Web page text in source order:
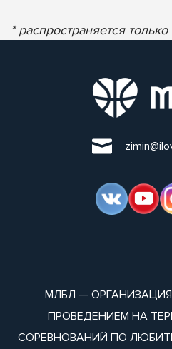
* распространяется
МЛБЛ —
ПРОВЕДЕНИЕМ НА
СОРЕВНОВАНИЙ ПО